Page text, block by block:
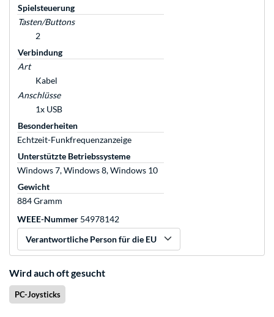
Spielsteuerung
Tasten/Buttons
2
Verbindung
Art
Kabel
Anschlüsse
1x USB
Besonderheiten
Echtzeit-Funkfrequenzanzeige
Unterstützte Betriebssysteme
Windows 7, Windows 8, Windows 10
Gewicht
884 Gramm
WEEE-Nummer 54978142
Verantwortliche Person für die EU
Wird auch oft gesucht
PC-Joysticks